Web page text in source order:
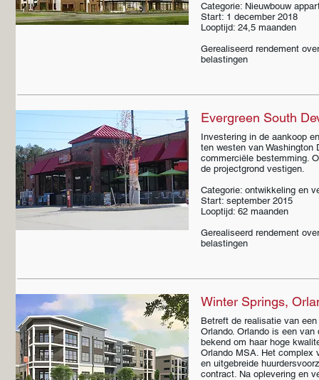
Categorie: Nieuwbouw
Start: 1 december 2018
Looptijd: 24,5 maanden
Gerealiseerd rendement
belastingen
Evergreen South
Investering in de aankoop
ten westen van
commerciële bestemming.
de projectgrond vestigen.
Categorie: ontwikkeling en
Start: september 2015
Looptijd: 62 maanden
Gerealiseerd rendement
belastingen
Winter Springs,
Betreft de realisatie van
Orlando. Orlando is een
bekend om haar hoge
Orlando MSA. Het complex
en uitgebreide
contract. Na oplevering en